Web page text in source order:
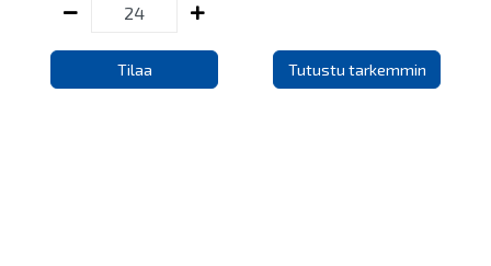
Tilaa Tutustu tarkemmin